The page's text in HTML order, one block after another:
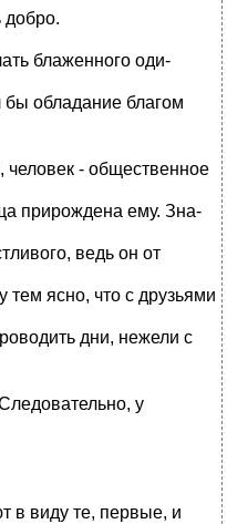
добро.
блаженного оди-
бы обладание благом
человек - общественное
прирождена ему. Зна-
ведь он от
ясно, что с друзьями
дни, нежели с
у
в виду те, первые, и